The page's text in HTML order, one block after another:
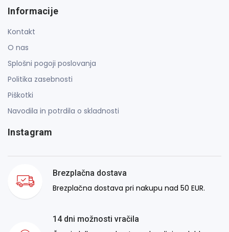
Informacije
Kontakt
O nas
Splošni pogoji poslovanja
Politika zasebnosti
Piškotki
Navodila in potrdila o skladnosti
Instagram
Brezplačna dostava
Brezplačna dostava pri nakupu nad 50 EUR.
14 dni možnosti vračila